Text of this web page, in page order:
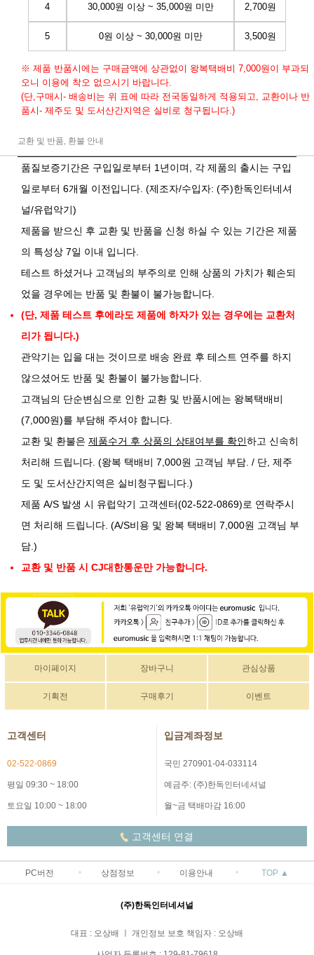
4 30,000원 이상 ~ 35,000원 미만 2,700원
5 0원 이상 ~ 30,000원 미만 3,500원
※ 제품 반품시에는 구매금액에 상관없이 왕복택배비 7,000원이 부과되
오니 이용에 착오 없으시기 바랍니다.
(단,구매시- 배송비는 위 표에 따라 전국동일하게 적용되고, 교환이나 반
품시- 제주도 및 도서산간지역은 실비로 청구됩니다.)
교환 및 반품, 환불 안내
품질보증기간은 구입일로부터 1년이며, 각 제품의 출시는 구입
일로부터 6개월 이전입니다. (제조자/수입자: (주)한독인터네셔
널/유럽악기)
제품을 받으신 후 교환 및 반품을 신청 하실 수 있는 기간은 제품
의 특성상 7일 이내 입니다.
테스트 하셨거나 고객님의 부주의로 인해 상품의 가치가 훼손되
었을 경우에는 반품 및 환불이 불가능합니다.
(단, 제품 테스트 후에라도 제품에 하자가 있는 경우에는 교환처
리가 됩니다.)
관악기는 입을 대는 것이므로 배송 완료 후 테스트 연주를 하지
않으셨어도 반품 및 환불이 불가능합니다.
고객님의 단순변심으로 인한 교환 및 반품시에는 왕복택배비
(7,000원)를 부담해 주셔야 합니다.
교환 및 환불은 제품수거 후 상품의 상태여부를 확인하고 신속히
처리해 드립니다. (왕복 택배비 7,000원 고객님 부담. / 단, 제주
도 및 도서산간지역은 실비청구됩니다.)
제품 A/S 발생 시 유럽악기 고객센터(02-522-0869)로 연락주시
면 처리해 드립니다. (A/S비용 및 왕복 택배비 7,000원 고객님 부
담.)
교환 및 반품 시 CJ대한통운만 가능합니다.
마이페이지 장바구니 관심상품
기획전 구매후기 이벤트
고객센터
02-522-0869
평일 09:30 ~ 18:00
토요일 10:00 ~ 18:00
입금계좌정보
국민 270901-04-033114
예금주: (주)한독인터네셔널
월~금 택배마감 16:00
고객센터 연결
PC버전 상점정보 이용안내 TOP ▲
(주)한독인터네셔널
대표 : 오상배 ㅣ 개인정보 보호 책임자 : 오상배